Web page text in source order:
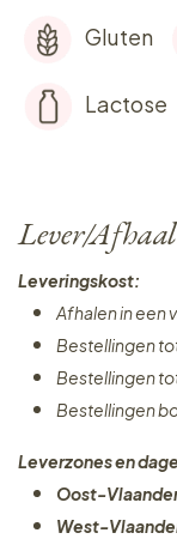
Gluten
Lactose
Lever/
Leveringskost:
Afhalen in een
Bestellingen
Bestellingen
Bestellingen
Leverzones en
Oost-
West-